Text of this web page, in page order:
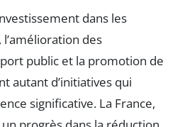
dans les
des
public et la promotion de
autant d’initiatives qui
significative. La France,